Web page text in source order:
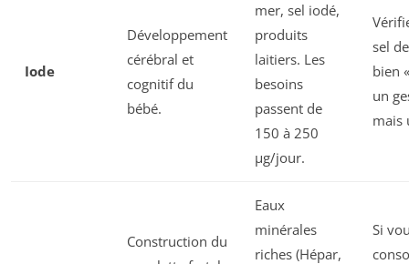
Iode
Développement
cérébral et
cognitif du
bébé.
mer, sel iodé,
produits
laitiers. Les
besoins
passent de
150 à 250
µg/jour.
sel
bien
un
mais
Construction du
Eaux
minérales
riches (Hépar,
Si